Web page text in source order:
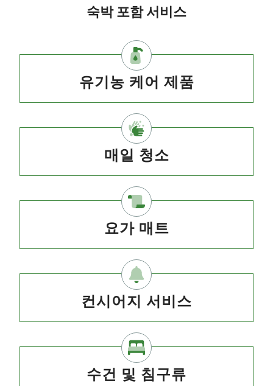
숙박 포함 서비스
유기농 케어 제품
매일 청소
요가 매트
컨시어지 서비스
수건 및 침구류